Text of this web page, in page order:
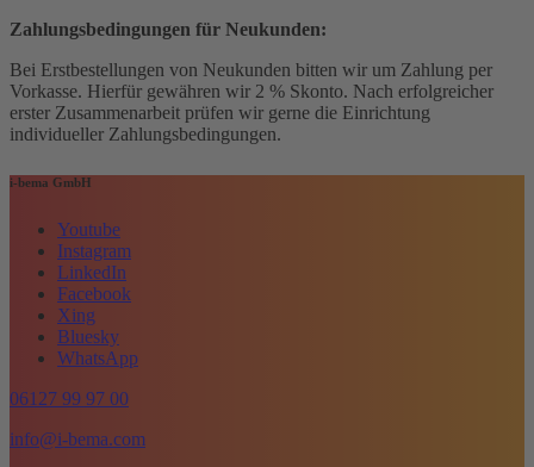
Zahlungsbedingungen für Neukunden:
Bei Erstbestellungen von Neukunden bitten wir um Zahlung per
Vorkasse. Hierfür gewähren wir 2 % Skonto. Nach erfolgreicher
erster Zusammenarbeit prüfen wir gerne die Einrichtung
individueller Zahlungsbedingungen.
i-bema GmbH
Youtube
Instagram
LinkedIn
Facebook
Xing
Bluesky
WhatsApp
06127 99 97 00
info@i-bema.com